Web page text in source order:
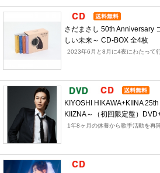
さだまさし 50th Anniversary
しい未来～ CD-BOX 全4枚
2023年6月と8月に4夜にわたって
KIYOSHI HIKAWA+KIINA
KIIZNA～（初回限定盤）
1年8ヶ月の休養から歌手活動を再